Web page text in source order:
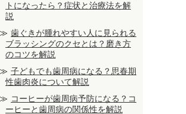
トになったら？症状と治療法を解
説
歯ぐきが腫れやすい人に見られる
ブラッシングのクセとは？磨き方
のコツを解説
子どもでも歯周病になる？思春期
性歯肉炎について解説
コーヒーが歯周病予防になる？コ
ーヒーと歯周病の関係性を解説